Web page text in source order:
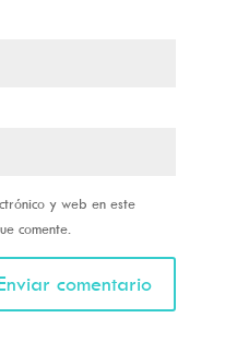
y web en este
comente.